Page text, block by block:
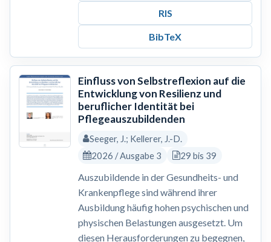
RIS
BibTeX
Einfluss von Selbstreflexion auf die
Entwicklung von Resilienz und
beruflicher Identität bei
Pflegeauszubildenden
Seeger, J.; Kellerer, J.-D.
2026 / Ausgabe 3
29 bis 39
Auszubildende in der Gesundheits- und
Krankenpflege sind während ihrer
Ausbildung häufig hohen psychischen und
physischen Belastungen ausgesetzt. Um
diesen Herausforderungen zu begegnen,